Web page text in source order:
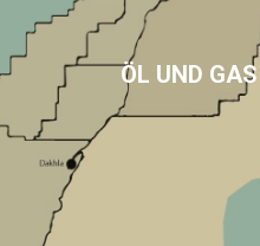
ÖL UND GAS